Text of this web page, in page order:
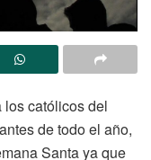
los católicos del
de todo el año,
Santa ya que